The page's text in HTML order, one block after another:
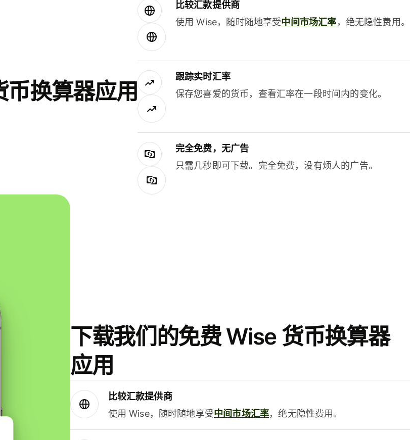
币换算器应用
比较汇款提供商
使用 Wise，随时随地享受中间市场汇率，绝无隐性费用。
跟踪实时汇率
保存您喜爱的货币，查看汇率在一段时间内的变化。
完全免费，无广告
只需几秒即可下载。完全免费，没有烦人的广告。
下载我们的免费 Wise 货币换算器
应用
比较汇款提供商
使用 Wise，随时随地享受中间市场汇率，绝无隐性费用。